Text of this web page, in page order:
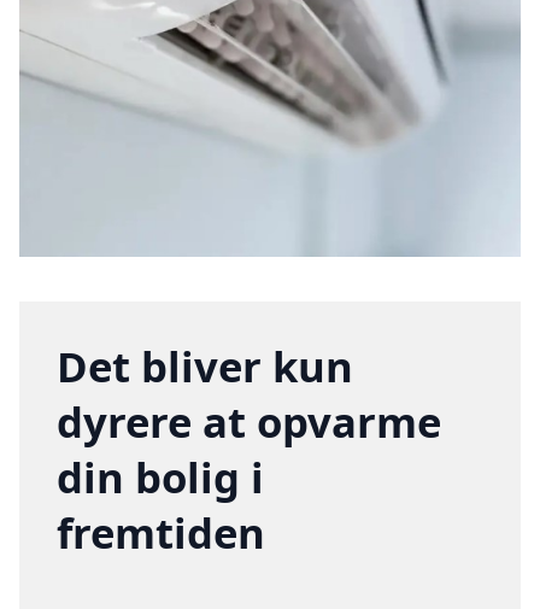
Det bliver kun
dyrere at opvarme
din bolig i
fremtiden